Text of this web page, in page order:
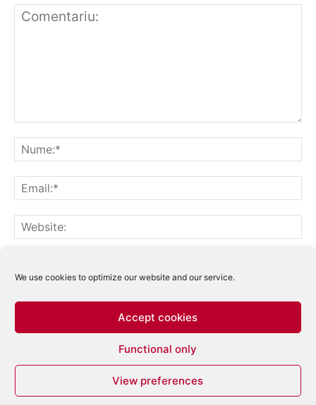
We use cookies to optimize our website and our service.
Accept cookies
Functional only
View preferences
Notifică-mă prin email când sunt publicate articole noi.
Acest site folosește Akismet pentru a reduce
Află cum sunt procesate datele
comentariilor tale